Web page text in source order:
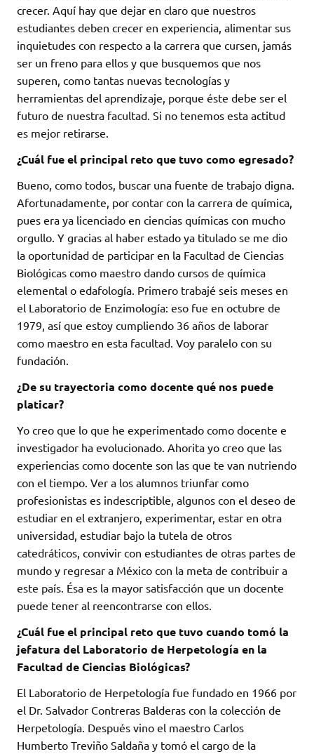
crecer. Aquí hay que dejar en claro que nuestros
estudiantes deben crecer en experiencia, alimentar sus
inquietudes con respecto a la carrera que cursen, jamás
ser un freno para ellos y que busquemos que nos
superen, como tantas nuevas tecnologías y
herramientas del aprendizaje, porque éste debe ser el
futuro de nuestra facultad. Si no tenemos esta actitud
es mejor retirarse.
¿Cuál fue el principal reto que tuvo como egresado?
Bueno, como todos, buscar una fuente de trabajo digna.
Afortunadamente, por contar con la carrera de química,
pues era ya licenciado en ciencias químicas con mucho
orgullo. Y gracias al haber estado ya titulado se me dio
la oportunidad de participar en la Facultad de Ciencias
Biológicas como maestro dando cursos de química
elemental o edafología. Primero trabajé seis meses en
el Laboratorio de Enzimología: eso fue en octubre de
1979, así que estoy cumpliendo 36 años de laborar
como maestro en esta facultad. Voy paralelo con su
fundación.
¿De su trayectoria como docente qué nos puede
platicar?
Yo creo que lo que he experimentado como docente e
investigador ha evolucionado. Ahorita yo creo que las
experiencias como docente son las que te van nutriendo
con el tiempo. Ver a los alumnos triunfar como
profesionistas es indescriptible, algunos con el deseo de
estudiar en el extranjero, experimentar, estar en otra
universidad, estudiar bajo la tutela de otros
catedráticos, convivir con estudiantes de otras partes de
mundo y regresar a México con la meta de contribuir a
este país. Ésa es la mayor satisfacción que un docente
puede tener al reencontrarse con ellos.
¿Cuál fue el principal reto que tuvo cuando tomó la
jefatura del Laboratorio de Herpetología en la
Facultad de Ciencias Biológicas?
El Laboratorio de Herpetología fue fundado en 1966 por
el Dr. Salvador Contreras Balderas con la colección de
Herpetología. Después vino el maestro Carlos
Humberto Treviño Saldaña y tomó el cargo de la